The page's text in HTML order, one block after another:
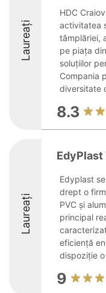
Laureați
HDC
activitatea
tâmplăriei,
pe piața
soluțiilor
Compania
diversitate
8.3
Laureați
EdyPlast
Edyplast
drept o
PVC și
principal
eficiență
dispoziție
9